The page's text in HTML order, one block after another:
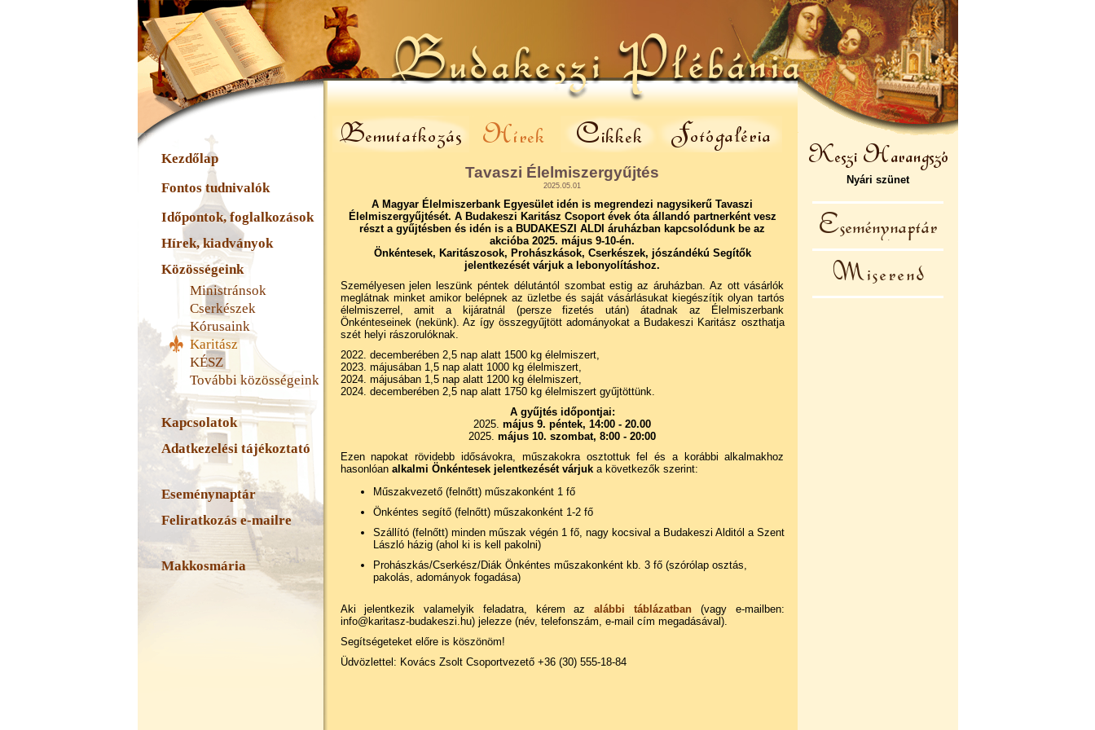
Kezdőlap
Fontos tudnivalók
Időpontok, foglalkozások
Hírek, kiadványok
Közösségeink
Ministránsok
Cserkészek
Kórusaink
Karitász
KÉSZ
További közösségeink
Kapcsolatok
Adatkezelési tájékoztató
Eseménynaptár
Feliratkozás e-mailre
Makkosmária
Tavaszi Élelmiszergyűjtés
2025.05.01
A Magyar Élelmiszerbank Egyesület idén is megrendezi nagysikerű Tavaszi
Élelmiszergyűjtését. A Budakeszi Karitász Csoportévek óta állandó partnerként vesz
részt a gyűjtésben és idén is a BUDAKESZI ALDI áruházban kapcsolódunk be az
akcióba 2025. május 9-10-én.
Önkéntesek, Karitászosok, Prohászkások, Cserkészek, jószándékú Segítők
jelentkezését várjuk a lebonyolításhoz.
Személyesen jelen leszünk péntek délutántól szombat estig az áruházban. Az ott vásárlók
meglátnak minket amikor belépnek az üzletbe és saját vásárlásukat kiegészítik olyan tartós
élelmiszerrel, amit a kijáratnál (persze fizetés után) átadnak az Élelmiszerbank
Önkénteseinek (nekünk). Az így összegyűjtött adományokat a Budakeszi Karitász oszthatja
szét helyi rászorulóknak.
2022. decemberében 2,5 nap alatt 1500 kg élelmiszert,
2023. májusában 1,5 nap alatt 1000 kg élelmiszert,
2024. májusában 1,5 nap alatt 1200 kg élelmiszert,
2024. decemberében 2,5 nap alatt 1750 kg élelmiszert gyűjtöttünk.
A gyűjtés időpontjai:
2025. május 9. péntek, 14:00 - 20.00
2025. május 10. szombat, 8:00 - 20:00
Ezen napokat rövidebb idősávokra, műszakokra osztottuk fel és a korábbi alkalmakhoz
hasonlóan alkalmi Önkéntesek jelentkezését várjuka következők szerint:
Műszakvezető (felnőtt) műszakonként 1 fő
Önkéntes segítő (felnőtt) műszakonként 1-2 fő
Szállító (felnőtt) minden műszak végén 1 fő, nagy kocsival a Budakeszi Alditól a Szent
László házig (ahol ki is kell pakolni)
Prohászkás/Cserkész/Diák Önkéntes műszakonként kb. 3 fő (szórólap osztás,
pakolás, adományok fogadása)
Aki jelentkezik valamelyik feladatra, kérem azalábbi táblázatban(vagy e-mailben:
info@karitasz-budakeszi.hu) jelezze (név, telefonszám, e-mail cím megadásával).
Segítségeteket előre is köszönöm!
Üdvözlettel: Kovács Zsolt Csoportvezető +36 (30) 555-18-84
Nyári szünet